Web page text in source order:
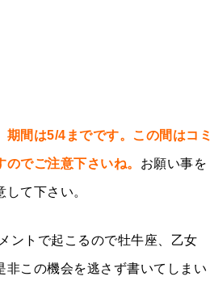
間は5/4までです。この間はコミ
でご注意下さいね。 お願い事を
て下さい。
ントで起こるので牡牛座、乙女
非この機会を逃さず書いてしまい